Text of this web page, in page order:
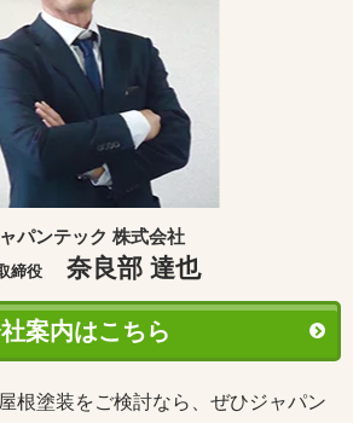
パンテック 株式会社
締役 奈良部 達也
案内はこちら
根塗装をご検討なら、ぜひジャパン